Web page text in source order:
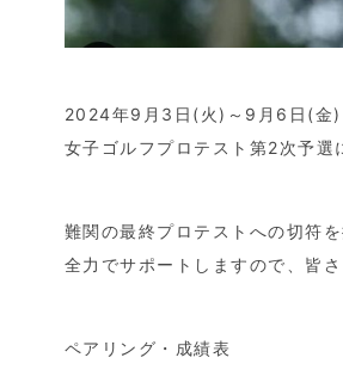
2024年9月3日(火)～9月6日(金)
女子ゴルフプロテスト第2次予選
難関の最終プロテストへの切符
全力でサポートしますので、皆
ペアリング・成績表